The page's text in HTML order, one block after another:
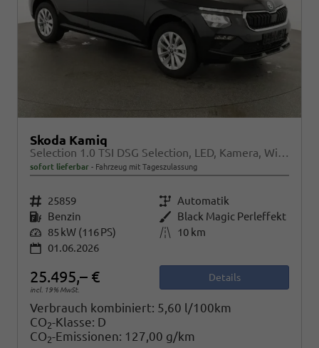
Skoda Kamiq
Selection 1.0 TSI DSG Selection, LED, Kamera, Winter, Ladeboden, 16-Zoll, 4.J-Garantie
sofort lieferbar Fahrzeug mit Tageszulassung
Fahrzeugnr. 25859 Getriebe Automatik
Kraftstoff Benzin Außenfarbe Black Magic Perleffekt
Leistung 85 kW (116 PS) Kilometerstand
10 km
01.06.2026
25.495,– €
incl. 19% MwSt.
Details
Verbrauch kombiniert: 5,60 l/100km
CO2-Klasse: D
CO2-Emissionen: 127,00 g/km